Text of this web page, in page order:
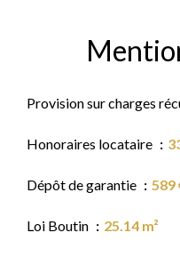
Provision sur charges
Honoraires locataire
Dépôt de garantie 589
Loi Boutin 25.14 m²